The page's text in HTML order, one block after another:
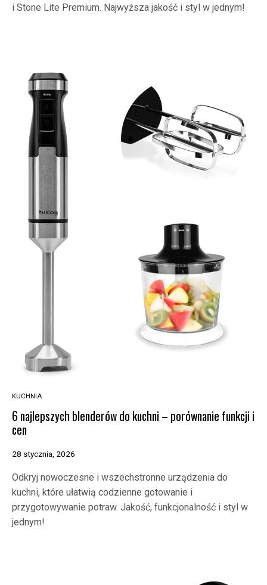
i Stone Lite Premium. Najwyższa jakość i styl w jednym!
KUCHNIA
6 najlepszych blenderów do kuchni – porównanie funkcji i
cen
28 stycznia, 2026
Odkryj nowoczesne i wszechstronne urządzenia do
kuchni, które ułatwią codzienne gotowanie i
przygotowywanie potraw. Jakość, funkcjonalność i styl w
jednym!